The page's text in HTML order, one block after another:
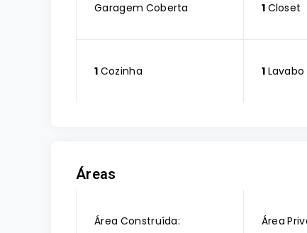
Garagem Coberta 1Closet
1 Cozinha 1Lavabo
Áreas
Área Construída:
Área